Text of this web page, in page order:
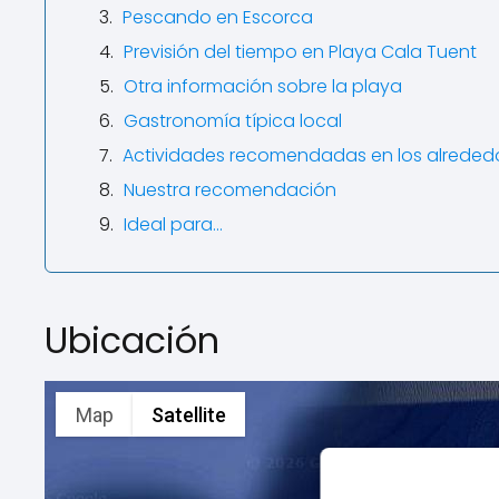
Pescando en Escorca
Previsión del tiempo en Playa Cala Tuent
Otra información sobre la playa
Gastronomía típica local
Actividades recomendadas en los
Nuestra recomendación
Ideal para...
Ubicación
Map Satellite